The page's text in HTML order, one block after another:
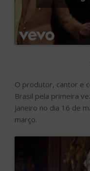
O produtor, cantor e
Brasil pela primeira
Janeiro no dia 16 de
março.